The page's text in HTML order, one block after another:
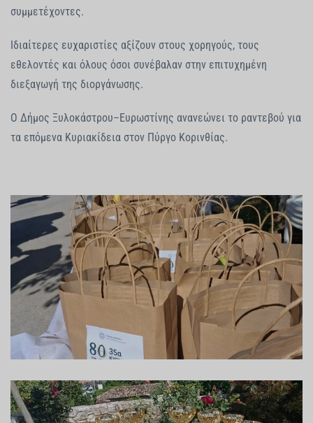
συμμετέχοντες.
Ιδιαίτερες ευχαριστίες αξίζουν στους χορηγούς, τους
εθελοντές και όλους όσοι συνέβαλαν στην επιτυχημένη
διεξαγωγή της διοργάνωσης.
Ο Δήμος Ξυλοκάστρου–Ευρωστίνης ανανεώνει το ραντεβού για
τα επόμενα Κυριακίδεια στον Πύργο Κορινθίας.